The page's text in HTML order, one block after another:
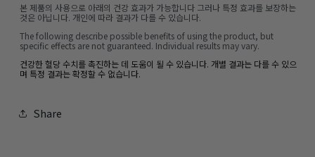
본 제품의 사용으로 아래의 건강 효과가 가능합니다 그러나 특정 효과를 보장하는
것은 아닙니다. 개인에 따라 결과가 다를 수 있습니다.
The following describe possible benefits of using the product, but
specific effects are not guaranteed. Individual results may vary.
건강한 혈당 수치를 촉진하는 데 도움이 될 수 있습니다. 개별 결과는 다를 수 있으
며 특정 결과는 확정할 수 없습니다.
Share